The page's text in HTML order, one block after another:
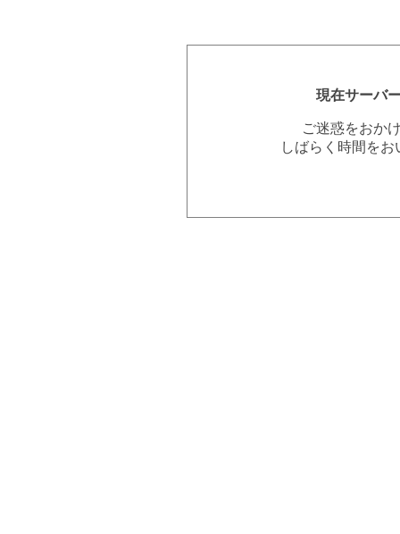
現在サーバ
ご迷惑をおか
しばらく時間を